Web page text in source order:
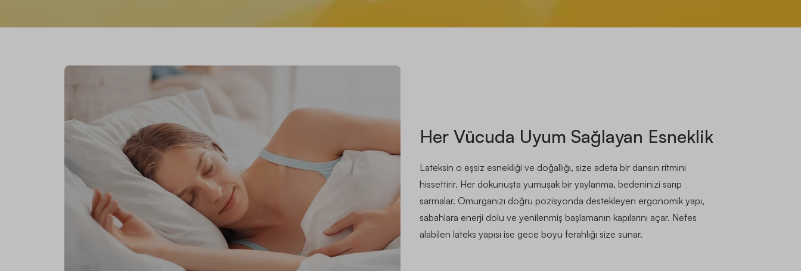
Her Vücuda Uyum Sağlayan Esneklik
Lateksin o eşsiz esnekliği ve doğallığı, size adeta bir dansın ritmini
hissettirir. Her dokunuşta yumuşak bir yaylanma, bedeninizi sarıp
sarmalar. Omurganızı doğru pozisyonda destekleyen ergonomik yapı,
sabahlara enerji dolu ve yenilenmiş başlamanın kapılarını açar. Nefes
alabilen lateks yapısı ise gece boyu ferahlığı size sunar.